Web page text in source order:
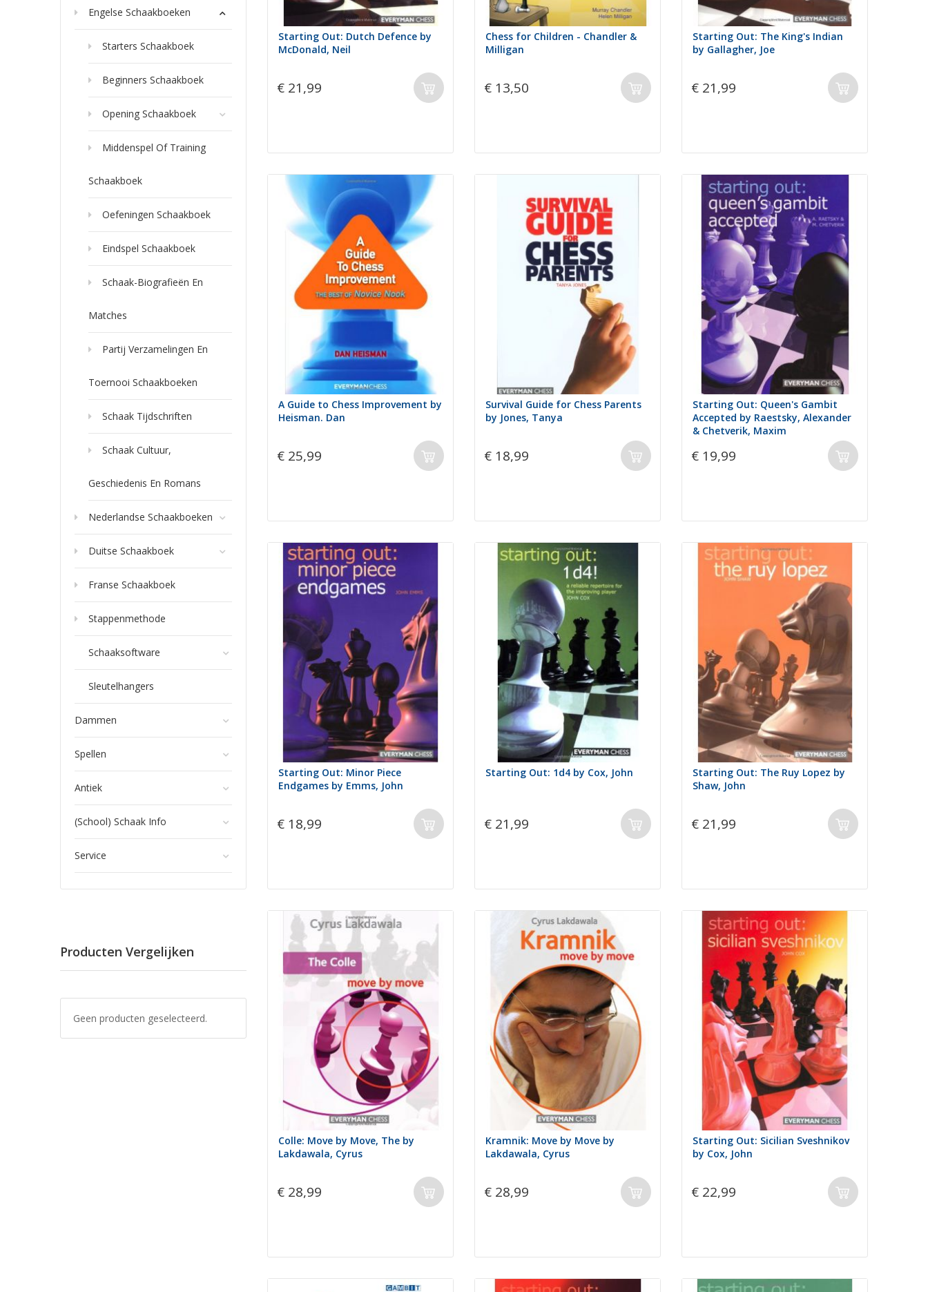
Starting Out: Dutch Defence by
McDonald, Neil
€ 21,99
Chess for Children - Chandler &
Milligan
€ 13,50
Starting Out: The King's Indian
by Gallagher, Joe
€ 21,99
A Guide to Chess Improvement by
Heisman. Dan
€ 25,99
Survival Guide for Chess Parents
by Jones, Tanya
€ 18,99
Starting Out: Queen's Gambit
Accepted by Raestsky, Alexander
& Chetverik, Maxim
€ 19,99
Starting Out: Minor Piece
Endgames by Emms, John
€ 18,99
Starting Out: 1d4 by Cox, John
€ 21,99
Starting Out: The Ruy Lopez by
Shaw, John
€ 21,99
Colle: Move by Move, The by
Lakdawala, Cyrus
€ 28,99
Kramnik: Move by Move by
Lakdawala, Cyrus
€ 28,99
Starting Out: Sicilian Sveshnikov
by Cox, John
€ 22,99
Engelse Schaakboeken
Starters Schaakboek
Beginners Schaakboek
Opening Schaakboek
Middenspel Of Training
Schaakboek
Oefeningen Schaakboek
Eindspel Schaakboek
Schaak-Biografieën En
Matches
Partij Verzamelingen En
Toernooi Schaakboeken
Schaak Tijdschriften
Schaak Cultuur,
Geschiedenis En Romans
Nederlandse Schaakboeken
Duitse Schaakboek
Franse Schaakboek
Stappenmethode
Schaaksoftware
Sleutelhangers
Dammen
Spellen
Antiek
(School) Schaak Info
Service
Producten Vergelijken
Geen producten geselecteerd.